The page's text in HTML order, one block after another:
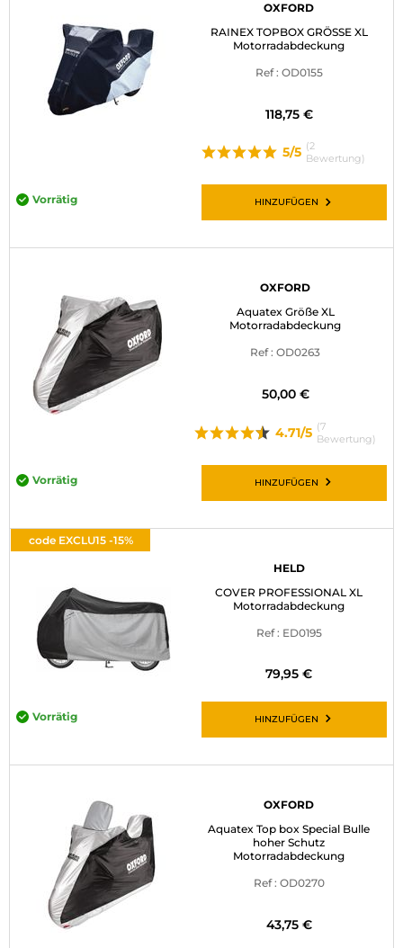
OXFORD
RAINEX TOPBOX GRÖSSE XL
Motorradabdeckung
Ref : OD0155
118,75 €
5/5 (2
Bewertung)
Vorrätig HINZUFÜGEN
OXFORD
Aquatex Größe XL
Motorradabdeckung
Ref : OD0263
50,00 €
4.71/5 (7
Bewertung)
Vorrätig HINZUFÜGEN
code EXCLU15 -15%
HELD
COVER PROFESSIONAL XL
Motorradabdeckung
Ref : ED0195
79,95 €
Vorrätig HINZUFÜGEN
OXFORD
Aquatex Top box Special Bulle
hoher Schutz
Motorradabdeckung
Ref : OD0270
43,75 €